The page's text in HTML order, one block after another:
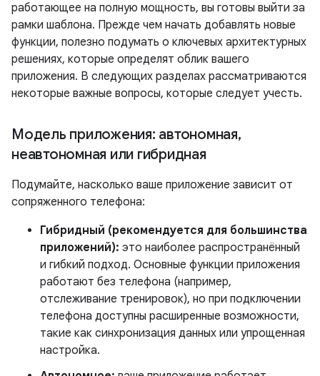
работающее на полную мощность, вы готовы выйти за
рамки шаблона. Прежде чем начать добавлять новые
функции, полезно подумать о ключевых архитектурных
решениях, которые определят облик вашего
приложения. В следующих разделах рассматриваются
некоторые важные вопросы, которые следует учесть.
Модель приложения: автономная,
неавтономная или гибридная
Подумайте, насколько ваше приложение зависит от
сопряженного телефона:
Гибридный (рекомендуется для большинства
приложений): это наиболее распространённый
и гибкий подход. Основные функции приложения
работают без телефона (например,
отслеживание тренировок), но при подключении
телефона доступны расширенные возможности,
такие как синхронизация данных или упрощенная
настройка.